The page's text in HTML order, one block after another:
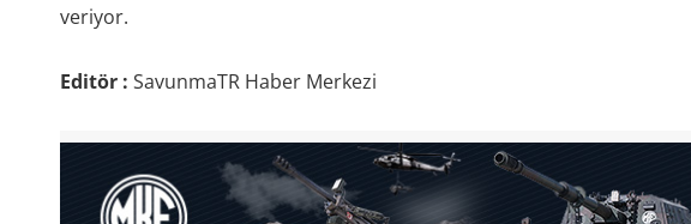
veriyor.
Editör : SavunmaTR Haber Merkezi